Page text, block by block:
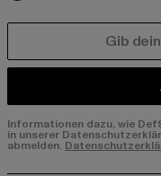
Informationen dazu, wie
in unserer
abmelden.